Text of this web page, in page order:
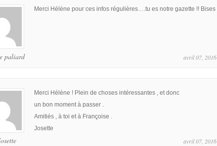
paliard
Merci Hélène pour ces infos régulières….tu es notre gazette !! Bises
avril 07, 2016
Merci Hélène ! Plein de choses intéressantes , et donc
un bon moment à passer .
Amitiés , à toi et à Françoise .
Josette
avril 07, 2016